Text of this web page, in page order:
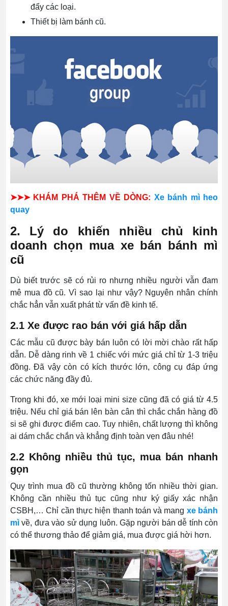
đẩy các loại.
Thiết bị làm bánh cũ.
➤➤➤ KHÁM PHÁ THÊM VỀ DÒNG: Xe bánh mì heo
quay
2. Lý do khiến nhiều chủ kinh
doanh chọn mua xe bán bánh mì
cũ
Dù biết trước sẽ có rủi ro nhưng nhiều người vẫn đam
mê mua đồ cũ. Vì sao lại như vậy? Nguyên nhân chính
chắc hẳn vẫn xuất phát từ vấn đề kinh tế.
2.1 Xe được rao bán với giá hấp dẫn
Các mẫu cũ được bày bán luôn có lời mời chào rất hấp
dẫn. Dễ dàng rinh về 1 chiếc với mức giá chỉ từ 1-3 triệu
đồng. Đã vậy còn có kích thước lớn, công cụ đáp ứng
các chức năng đầy đủ.
Trong khi đó, xe mới loại mini size cũng đã có giá từ 4.5
triệu. Nếu chỉ giá bán lên bàn cân thì chắc chắn hàng đồ
si sẽ ghi được điểm cao. Tuy nhiên, chất lượng thì không
ai dám chắc chắn và khẳng định toàn vẹn đâu nhé!
2.2 Không nhiều thủ tục, mua bán nhanh
gọn
Quy trình mua đồ cũ thường không tốn nhiều thời gian.
Không cần nhiều thủ tục cũng như ký giấy xác nhận
CSBH,… Chỉ cần thực hiện thanh toán và mang xe bánh
mì về, đưa vào sử dụng luôn. Gặp người bán dễ tính còn
có thể thương thảo để giảm giá, mua được giá hời hơn.